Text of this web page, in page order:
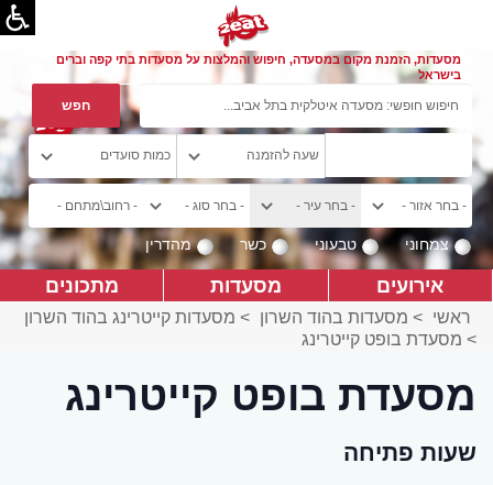
מסעדות, הזמנת מקום במסעדה, חיפוש והמלצות על מסעדות בתי קפה וברים
בישראל
צמחוני טבעוני כשר מהדרין
אירועים מסעדות מתכונים
ראשי > מסעדות בהוד השרון > מסעדות קייטרינג בהוד השרון
> מסעדת בופט קייטרינג
מסעדת בופט קייטרינג
שעות פתיחה